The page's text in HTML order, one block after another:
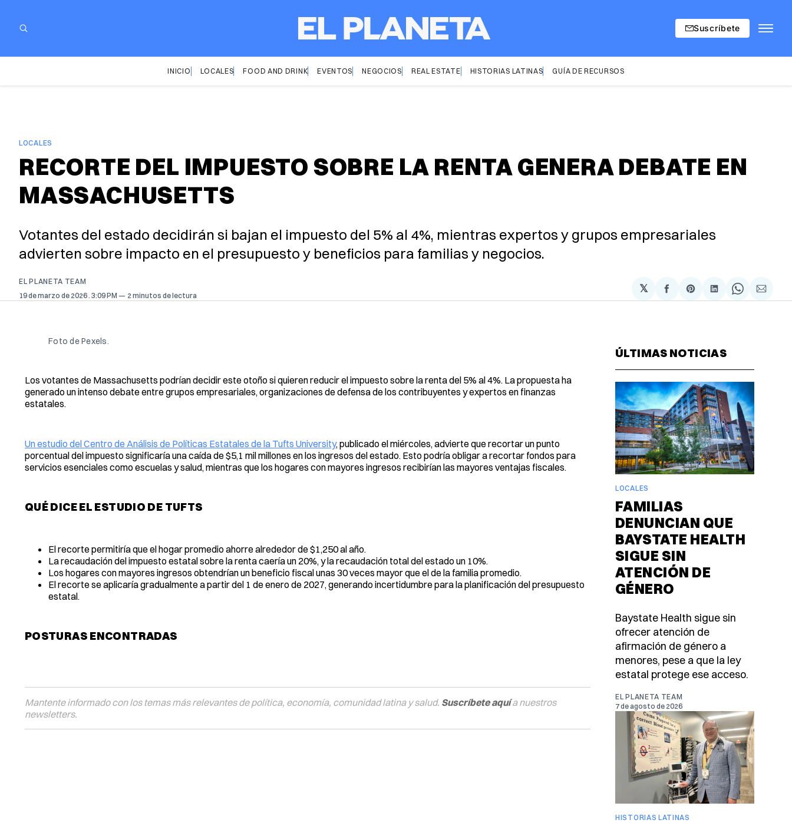
Suscríbete
INICIO LOCALES FOOD AND DRINK EVENTOS NEGOCIOS REAL ESTATE HISTORIAS LATINAS GUÍA DE RECURSOS
LOCALES
RECORTE DEL IMPUESTO SOBRE LA RENTA GENERA DEBATE EN
MASSACHUSETTS
Votantes del estado decidirán si bajan el impuesto del 5% al 4%, mientras expertos y grupos empresariales
advierten sobre impacto en el presupuesto y beneficios para familias y negocios.
EL PLANETA TEAM
19 de marzo de 2026 . 3:09 PM 2 minutos de lectura
𝕏
Compartir
en
Share
on
Compartir
en
Share
on
via
Foto de Pexels.
Los votantes de Massachusetts podrían decidir este otoño si quieren reducir el impuesto sobre la renta del 5% al 4%. La propuesta ha
generado un intenso debate entre grupos empresariales, organizaciones de defensa de los contribuyentes y expertos en finanzas
estatales.
Un estudio del Centro de Análisis de Políticas Estatales de la Tufts University, publicado el miércoles, advierte que recortar un punto
porcentual del impuesto significaría una caída de $5,1 mil millones en los ingresos del estado. Esto podría obligar a recortar fondos para
servicios esenciales como escuelas y salud, mientras que los hogares con mayores ingresos recibirían las mayores ventajas fiscales.
QUÉ DICE EL ESTUDIO DE TUFTS
El recorte permitiría que el hogar promedio ahorre alrededor de $1,250 al año.
La recaudación del impuesto estatal sobre la renta caería un 20%, y la recaudación total del estado un 10%.
Los hogares con mayores ingresos obtendrían un beneficio fiscal unas 30 veces mayor que el de la familia promedio.
El recorte se aplicaría gradualmente a partir del 1 de enero de 2027, generando incertidumbre para la planificación del presupuesto
estatal.
POSTURAS ENCONTRADAS
Mantente informado con los temas más relevantes de política, economía, comunidad latina y salud. Suscríbete aquía nuestros
newsletters.
ÚLTIMAS NOTICIAS
LOCALES
FAMILIAS
DENUNCIAN QUE
BAYSTATE HEALTH
SIGUE SIN
ATENCIÓN DE
GÉNERO
Baystate Health sigue sin
ofrecer atención de
afirmación de género a
menores, pese a que la ley
estatal protege ese acceso.
EL PLANETA TEAM
7 de agosto de 2026
HISTORIAS LATINAS